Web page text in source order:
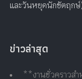
และวันหยุดนักขัตฤกษ์
ข่าวล่าสุด
**งานชั่วคราวส